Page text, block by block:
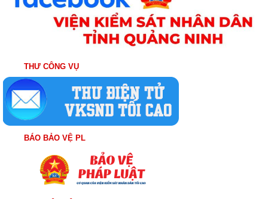
THƯ CÔNG VỤ
BÁO BẢO VỆ PL